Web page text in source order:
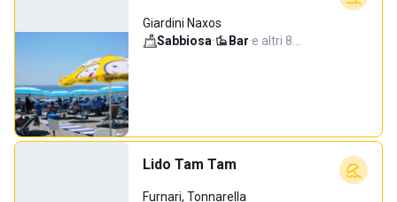
Giardini Naxos
Sabbiosa· Bar·e altri 8…
Lido Tam Tam
Furnari, Tonnarella